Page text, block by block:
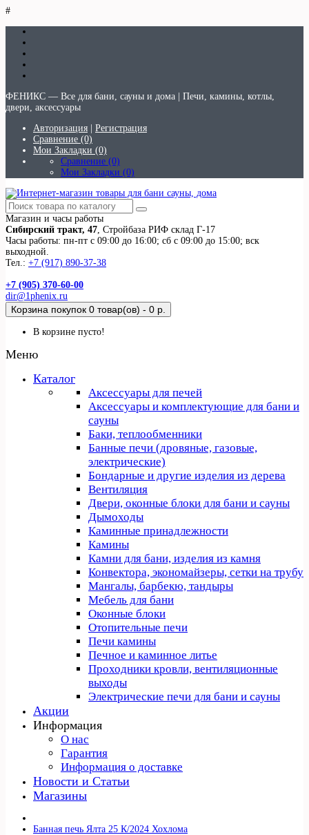
#
ФЕНИКС — Все для бани, сауны и дома | Печи, камины, котлы,
двери, аксессуары
Авторизация
Регистрация
Сравнение (0)
Мои Закладки (0)
Сравнение (0)
Мои Закладки (0)
Магазин и часы работы
Сибирский тракт, 47, Стройбаза РИФ склад Г-17
Часы работы: пн-пт с 09:00 до 16:00; сб с 09:00 до 15:00; вск
выходной.
Тел.: +7 (917) 890-37-38
+7 (905) 370-60-00
dir@1phenix.ru
Корзина покупок 0 товар(ов) - 0 р.
В корзине пусто!
Меню
Каталог
Аксессуары для печей
Аксессуары и комплектующие для бани и
сауны
Баки, теплообменники
Банные печи (дровяные, газовые,
электрические)
Бондарные и другие изделия из дерева
Вентиляция
Двери, оконные блоки для бани и сауны
Дымоходы
Каминные принадлежности
Камины
Камни для бани, изделия из камня
Конвектора, экономайзеры, сетки на трубу
Мангалы, барбекю, тандыры
Мебель для бани
Оконные блоки
Отопительные печи
Печи камины
Печное и каминное литье
Проходники кровли, вeнтиляционные
выходы
Электрические печи для бани и сауны
Акции
Информация
О нас
Гарантия
Информация о доставке
Новости и Статьи
Магазины
Банная печь Ялта 25 К/2024 Хохлома